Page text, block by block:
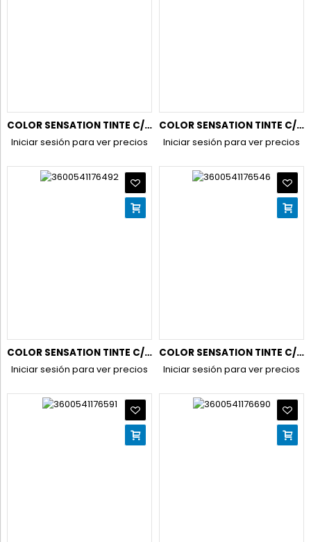
COLOR SENSATION TINTE C/PINCEL 2.10 NEGRO AZULADO
Iniciar sesión para ver precios
COLOR SENSATION TINTE C/PINCEL 3.0 CASTAÑO OSCURO
Iniciar sesión para ver precios
COLOR SENSATION TINTE C/PINCEL 4.0 CASTAÑO
Iniciar sesión para ver precios
COLOR SENSATION TINTE C/PINCEL 4.15 CHOCOLATE
Iniciar sesión para ver precios